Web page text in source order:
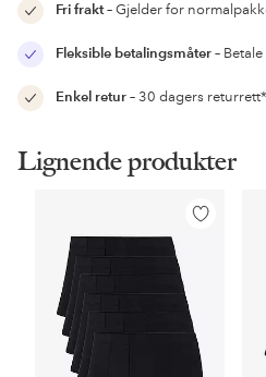
Fri frakt– Gjelder for
Fleksible betalingsmåter–
Enkel retur– 30 dagers returrett*
Lignende produkter
Legg